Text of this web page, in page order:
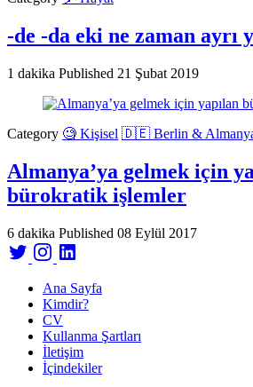
-de -da eki ne zaman ayrı
1 dakika Published 21 Şubat 2019
Category 🧐 Kişisel 🇩🇪 Berlin &
Almanya’ya gelmek için
bürokratik işlemler
6 dakika Published 08 Eylül 2017
Ana Sayfa
Kimdir?
CV
Kullanma Şartları
İletişim
İçindekiler